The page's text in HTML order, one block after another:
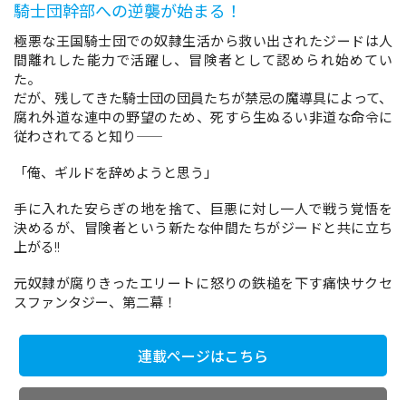
コミックパルフェ
閉じる
騎士団幹部への逆襲が始まる！
極悪な王国騎士団での奴隷生活から救い出されたジードは人
間離れした能力で活躍し、冒険者として認められ始めてい
た。
だが、残してきた騎士団の団員たちが禁忌の魔導具によって、
腐れ外道な連中の野望のため、死すら生ぬるい非道な命令に
従わされてると知り――
「俺、ギルドを辞めようと思う」
手に入れた安らぎの地を捨て、巨悪に対し一人で戦う覚悟を
決めるが、冒険者という新たな仲間たちがジードと共に立ち
上がる!!
元奴隷が腐りきったエリートに怒りの鉄槌を下す痛快サクセ
スファンタジー、第二幕！
連載ページはこちら